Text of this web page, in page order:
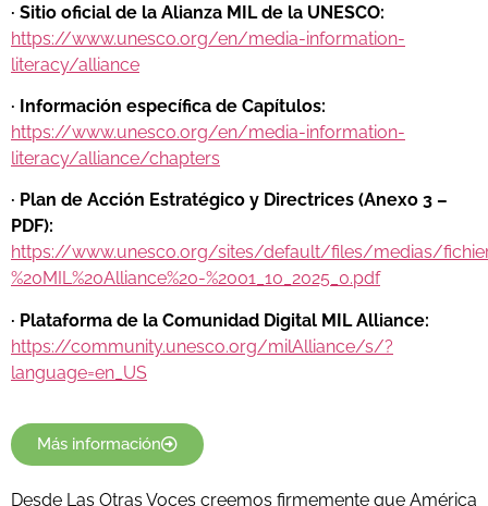
· Sitio oficial de la Alianza MIL de la UNESCO:
https://www.unesco.org/en/media-information-
literacy/alliance
· Información específica de Capítulos:
https://www.unesco.org/en/media-information-
literacy/alliance/chapters
· Plan de Acción Estratégico y Directrices (Anexo 3 –
PDF):
https://www.unesco.org/sites/default/files/medias/
%20MIL%20Alliance%20-%2001_10_2025_0.pdf
· Plataforma de la Comunidad Digital MIL Alliance:
https://community.unesco.org/milAlliance/s/?
language=en_US
Más información
Desde Las Otras Voces creemos firmemente que América